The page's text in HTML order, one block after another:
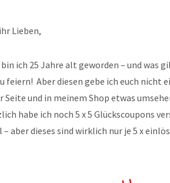
Lieben,
ich 25 Jahre alt geworden – und was
feiern! Aber diesen gebe ich euch
Seite und in meinem Shop etwas
habe ich noch 5 x 5 Glückscoupons
aber dieses sind wirklich nur je 5 x